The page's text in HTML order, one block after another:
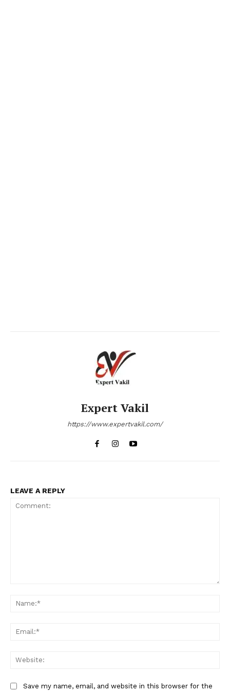
Expert Vakil
https://www.expertvakil.com/
LEAVE A REPLY
Save my name, email, and website in this browser for the